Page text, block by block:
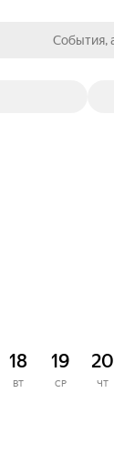
События,
18
ВТ
19
СР
20
ЧТ